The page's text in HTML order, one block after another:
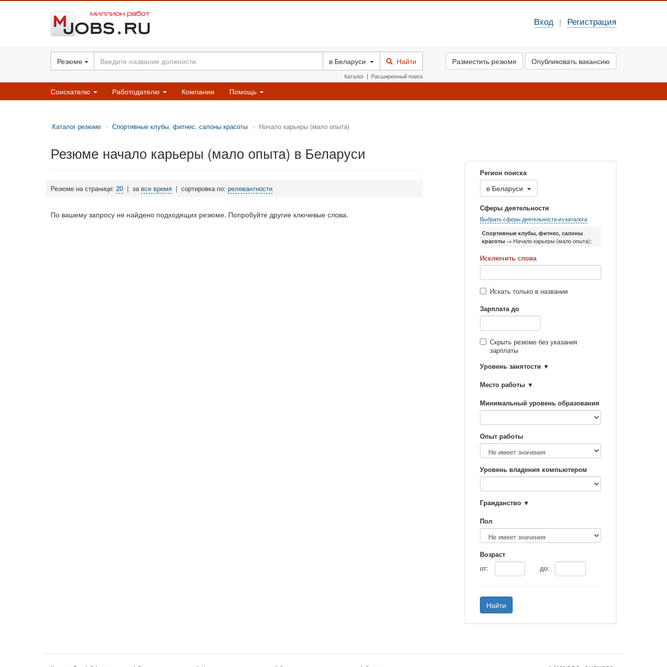
Вход | Регистрация
Резюме в Беларуси Найти
Каталог | Расширенный поиск
Разместить резюме Опубликовать вакансию
Соискателю Работодателю Компании Помощь
Каталог резюме Спортивные клубы, фитнес, салоны красоты Начало карьеры (мало опыта)
Резюме начало карьеры (мало опыта) в Беларуси
Резюме на странице: 20 | за все время | сортировка по: релевантности
По вашему запросу не найдено подходящих резюме. Попробуйте другие ключевые слова.
Регион поиска
в Беларуси
Сферы деятельности
Выбрать сферы деятельности из каталога
Спортивные клубы, фитнес, салоны
красоты → Начало карьеры (мало опыта);
Исключить слова
Искать только в названии
Зарплата до
Скрыть резюме без указания
зарплаты
Уровень занятости
Место работы
Минимальный уровень образования
Опыт работы
Уровень владения компьютером
Гражданство
Пол
Возраст
от:
до:
Найти